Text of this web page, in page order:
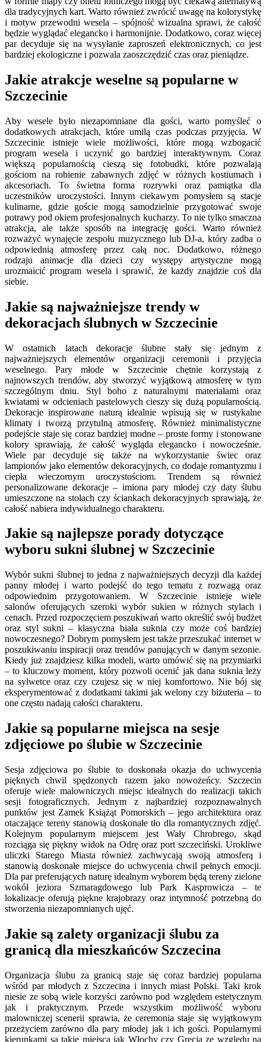
dla tradycyjnych kart. Warto również zwrócić uwagę na kolorystykę
i motyw przewodni wesela – spójność wizualna sprawi, że całość
będzie wyglądać elegancko i harmonijnie. Dodatkowo, coraz więcej
par decyduje się na wysyłanie zaproszeń elektronicznych, co jest
bardziej ekologiczne i pozwala zaoszczędzić czas oraz pieniądze.
Jakie atrakcje weselne są popularne w
Szczecinie
Aby wesele było niezapomniane dla gości, warto pomyśleć o
dodatkowych atrakcjach, które umilą czas podczas przyjęcia. W
Szczecinie istnieje wiele możliwości, które mogą wzbogacić
program wesela i uczynić go bardziej interaktywnym. Coraz
większą popularnością cieszą się fotobudki, które pozwalają
gościom na robienie zabawnych zdjęć w różnych kostiumach i
akcesoriach. To świetna forma rozrywki oraz pamiątka dla
uczestników uroczystości. Innym ciekawym pomysłem są stacje
kulinarne, gdzie goście mogą samodzielnie przygotować swoje
potrawy pod okiem profesjonalnych kucharzy. To nie tylko smaczna
atrakcja, ale także sposób na integrację gości. Warto również
rozważyć wynajęcie zespołu muzycznego lub DJ-a, który zadba o
odpowiednią atmosferę przez całą noc. Dodatkowo, różnego
rodzaju animacje dla dzieci czy występy artystyczne mogą
urozmaicić program wesela i sprawić, że każdy znajdzie coś dla
siebie.
Jakie są najważniejsze trendy w
dekoracjach ślubnych w Szczecinie
W ostatnich latach dekoracje ślubne stały się jednym z
najważniejszych elementów organizacji ceremonii i przyjęcia
weselnego. Pary młode w Szczecinie chętnie korzystają z
najnowszych trendów, aby stworzyć wyjątkową atmosferę w tym
szczególnym dniu. Styl boho z naturalnymi materiałami oraz
kwiatami w odcieniach pastelowych cieszy się dużą popularnością.
Dekoracje inspirowane naturą idealnie wpisują się w rustykalne
klimaty i tworzą przytulną atmosferę. Również minimalistyczne
podejście staje się coraz bardziej modne – proste formy i stonowane
kolory sprawiają, że całość wygląda elegancko i nowocześnie.
Wiele par decyduje się także na wykorzystanie świec oraz
lampionów jako elementów dekoracyjnych, co dodaje romantyzmu i
ciepła wieczornym uroczystościom. Trendem są również
personalizowane dekoracje – imiona pary młodej czy daty ślubu
umieszczone na stołach czy ściankach dekoracyjnych sprawiają, że
całość nabiera indywidualnego charakteru.
Jakie są najlepsze porady dotyczące
wyboru sukni ślubnej w Szczecinie
Wybór sukni ślubnej to jedna z najważniejszych decyzji dla każdej
panny młodej i warto podejść do tego tematu z rozwagą oraz
odpowiednim przygotowaniem. W Szczecinie istnieje wiele
salonów oferujących szeroki wybór sukien w różnych stylach i
cenach. Przed rozpoczęciem poszukiwań warto określić swój budżet
oraz styl sukni – klasyczna biała suknia czy może coś bardziej
nowoczesnego? Dobrym pomysłem jest także przeszukać internet w
poszukiwaniu inspiracji oraz trendów panujących w danym sezonie.
Kiedy już znajdziesz kilka modeli, warto umówić się na przymiarki
– to kluczowy moment, który pozwoli ocenić jak dana suknia leży
na sylwetce oraz czy czujesz się w niej komfortowo. Nie bój się
eksperymentować z dodatkami takimi jak welony czy biżuteria – to
one często nadają całości charakteru.
Jakie są popularne miejsca na sesje
zdjęciowe po ślubie w Szczecinie
Sesja zdjęciowa po ślubie to doskonała okazja do uchwycenia
pięknych chwil spędzonych razem jako nowożeńcy. Szczecin
oferuje wiele malowniczych miejsc idealnych do realizacji takich
sesji fotograficznych. Jednym z najbardziej rozpoznawalnych
punktów jest Zamek Książąt Pomorskich – jego architektura oraz
otaczające tereny stanowią doskonałe tło dla romantycznych zdjęć.
Kolejnym popularnym miejscem jest Wały Chrobrego, skąd
rozciąga się piękny widok na Odrę oraz port szczeciński. Urokliwe
uliczki Starego Miasta również zachwycają swoją atmosferą i
stanowią doskonałe miejsce do uchwycenia chwil pełnych emocji.
Dla par preferujących naturę idealnym wyborem będą tereny zielone
wokół jeziora Szmaragdowego lub Park Kasprowicza – te
lokalizacje oferują piękne krajobrazy oraz intymność potrzebną do
stworzenia niezapomnianych ujęć.
Jakie są zalety organizacji ślubu za
granicą dla mieszkańców Szczecina
Organizacja ślubu za granicą staje się coraz bardziej popularna
wśród par młodych z Szczecina i innych miast Polski. Taki krok
niesie ze sobą wiele korzyści zarówno pod względem estetycznym
jak i praktycznym. Przede wszystkim możliwość wyboru
malowniczej scenerii sprawia, że ceremonia staje się wyjątkowym
przeżyciem zarówno dla pary młodej jak i ich gości. Popularnymi
kierunkami są takie miejsca jak Włochy czy Grecja ze względu na